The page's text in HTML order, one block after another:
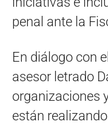
penal ante la
En diálogo con
asesor letrado
organizaciones
están